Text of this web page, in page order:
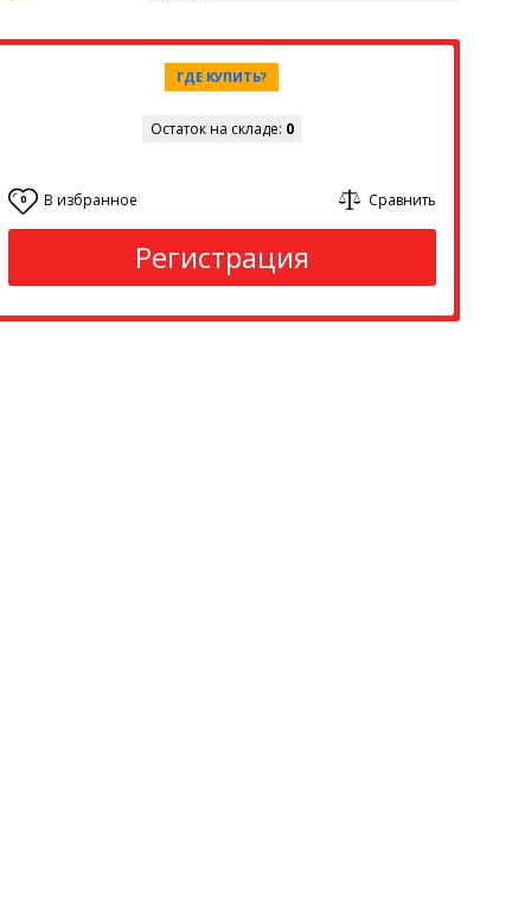
ГДЕ КУПИТЬ?
Остаток на складе: 0
0 В избранное Сравнить
Регистрация